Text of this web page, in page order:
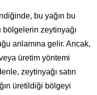
bu yağın bu
zeytinyağı
anlamına gelir. Ancak,
üretim yöntemi
zeytinyağı satın
üretildiği bölgeyi